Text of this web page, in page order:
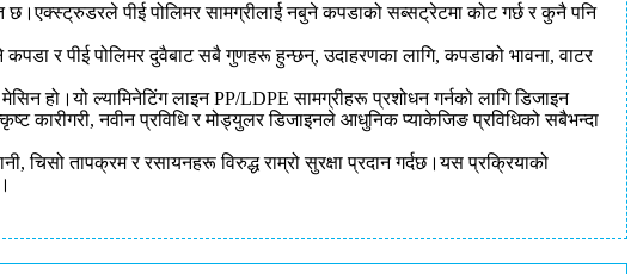
पीई पोलिमर सामग्रीलाई नबुने कपडाको सब्सट्रेटमा कोट गर्छ र कुनै पनि
र पीई पोलिमर दुवैबाट सबै गुणहरू हुन्छन्, उदाहरणका लागि, कपडाको भावना, वाटर
हो।यो ल्यामिनेटिंग लाइन PP/LDPE सामग्रीहरू प्रशोधन गर्नको लागि डिजाइन
नवीन प्रविधि र मोड्युलर डिजाइनले आधुनिक प्याकेजिङ प्रविधिको सबैभन्दा
चिसो तापक्रम र रसायनहरू विरुद्ध राम्रो सुरक्षा प्रदान गर्दछ।यस प्रक्रियाको